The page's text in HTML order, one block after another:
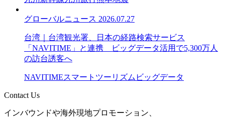
グローバルニュース 2026.07.27
台湾｜台湾観光署、日本の経路検索サービス
「NAVITIME」と連携 ビッグデータ活用で5,300万人
の訪台誘客へ
NAVITIMEスマートツーリズム ビッグデータ
Contact Us
インバウンドや海外現地プロモーション、